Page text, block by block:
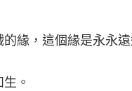
的緣，這個緣是永永
。